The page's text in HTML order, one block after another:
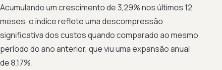
Acumulando um crescimento de 3,29% nos últimos 12
meses, o índice reflete uma descompressão
significativa dos custos quando comparado ao mesmo
período do ano anterior, que viu uma expansão anual
de 8,17%.